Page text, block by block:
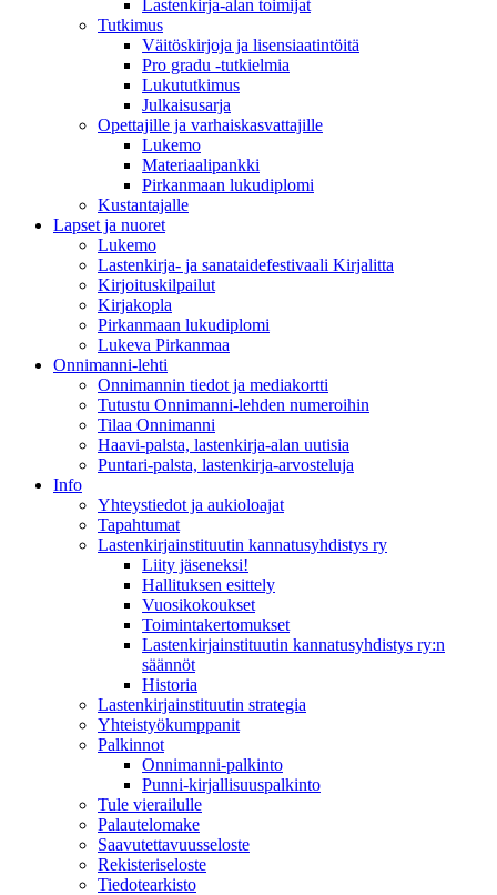
Lastenkirja-alan toimijat
Tutkimus
Väitöskirjoja ja lisensiaatintöitä
Pro gradu -tutkielmia
Lukututkimus
Julkaisusarja
Opettajille ja varhaiskasvattajille
Lukemo
Materiaalipankki
Pirkanmaan lukudiplomi
Kustantajalle
Lapset ja nuoret
Lukemo
Lastenkirja- ja sanataidefestivaali Kirjalitta
Kirjoituskilpailut
Kirjakopla
Pirkanmaan lukudiplomi
Lukeva Pirkanmaa
Onnimanni-lehti
Onnimannin tiedot ja mediakortti
Tutustu Onnimanni-lehden numeroihin
Tilaa Onnimanni
Haavi-palsta, lastenkirja-alan uutisia
Puntari-palsta, lastenkirja-arvosteluja
Info
Yhteystiedot ja aukioloajat
Tapahtumat
Lastenkirjainstituutin kannatusyhdistys ry
Liity jäseneksi!
Hallituksen esittely
Vuosikokoukset
Toimintakertomukset
Lastenkirjainstituutin kannatusyhdistys ry:n
säännöt
Historia
Lastenkirjainstituutin strategia
Yhteistyökumppanit
Palkinnot
Onnimanni-palkinto
Punni-kirjallisuuspalkinto
Tule vierailulle
Palautelomake
Saavutettavuusseloste
Rekisteriseloste
Tiedotearkisto